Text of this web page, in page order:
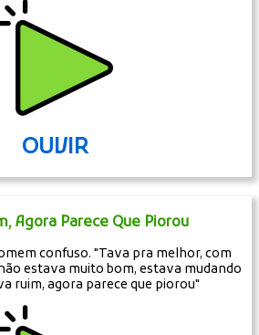
OUVIR
Agora Parece Que Piorou
confuso. "Tava pra melhor, com
estava muito bom, estava mudando
ruim, agora parece que piorou"